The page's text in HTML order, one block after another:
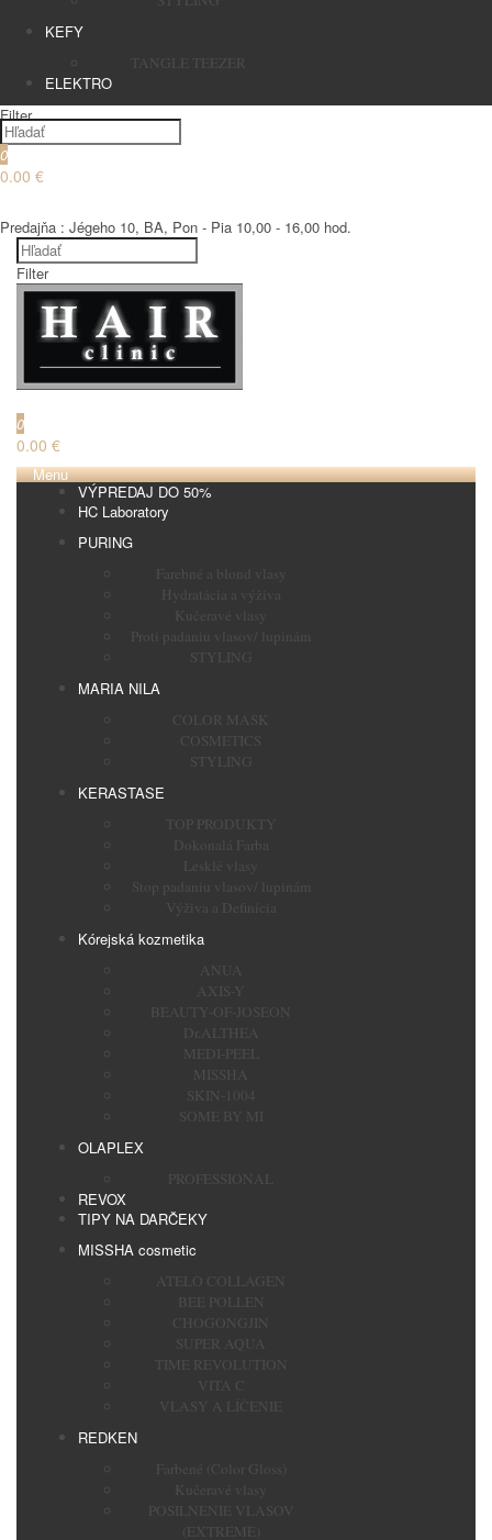
KEFY
TANGLE TEEZER
ELEKTRO
Filter
0
0.00 €
Predajňa : Jégeho 10, BA, Pon - Pia 10,00 - 16,00 hod.
Filter
0
0.00 €
Menu
VÝPREDAJ DO 50%
HC Laboratory
PURING
Farebné a blond vlasy
Hydratácia a výživa
Kučeravé vlasy
Proti padaniu vlasov/ lupinám
STYLING
MARIA NILA
COLOR MASK
COSMETICS
STYLING
KERASTASE
TOP PRODUKTY
Dokonalá Farba
Lesklé vlasy
Stop padaniu vlasov/ lupinám
Výživa a Definícia
Kórejská kozmetika
ANUA
AXIS-Y
BEAUTY-OF-JOSEON
Dr.ALTHEA
MEDI-PEEL
MISSHA
SKIN-1004
SOME BY MI
OLAPLEX
PROFESSIONAL
REVOX
TIPY NA DARČEKY
MISSHA cosmetic
ATELO COLLAGEN
BEE POLLEN
CHOGONGJIN
SUPER AQUA
TIME REVOLUTION
VITA C
VLASY A LÍČENIE
REDKEN
Farbené (Color Gloss)
Kučeravé vlasy
POSILNENIE VLASOV
(EXTREME)